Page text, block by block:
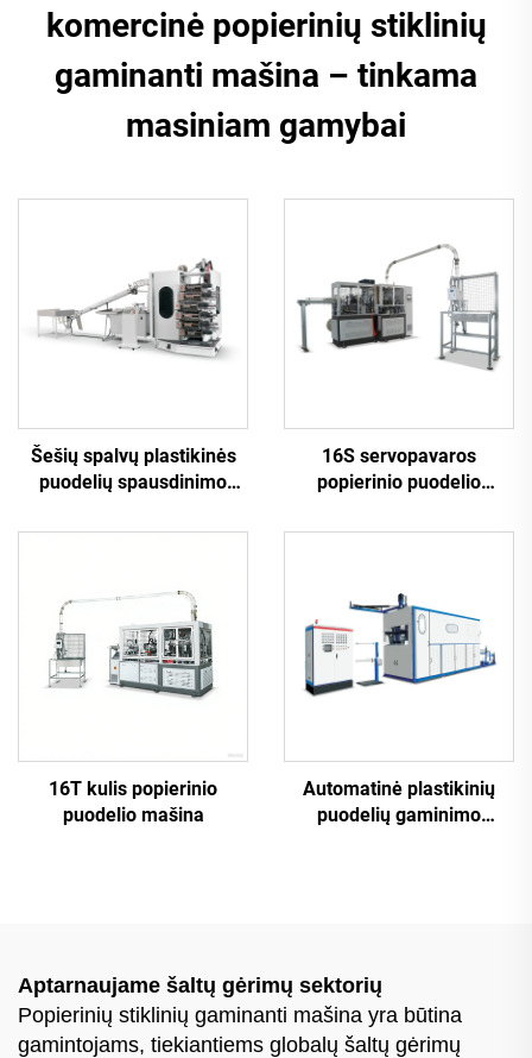
komercinė popierinių stiklinių
gaminanti mašina – tinkama
masiniam gamybai
Šešių spalvų plastikinės
puodelių spausdinimo
16S servopavaros
popierinio puodelio
16T kulis popierinio
puodelio mašina
Automatinė plastikinių
puodelių gaminimo
Aptarnaujame šaltų gėrimų sektorių
Popierinių stiklinių gaminanti mašina yra būtina
gamintojams, tiekiantiems globalų šaltų gėrimų